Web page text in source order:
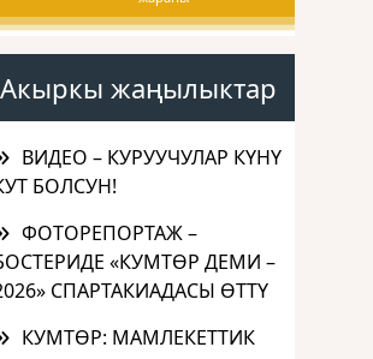
Акыркы жаңылыктар
ВИДЕО – КУРУУЧУЛАР КҮНҮ
БОЛСУН!
ФОТОРЕПОРТАЖ –
«КУМТӨР ДЕМИ –
СПАРТАКИАДАСЫ ӨТТҮ
КУМТӨР: МАМЛЕКЕТТИК